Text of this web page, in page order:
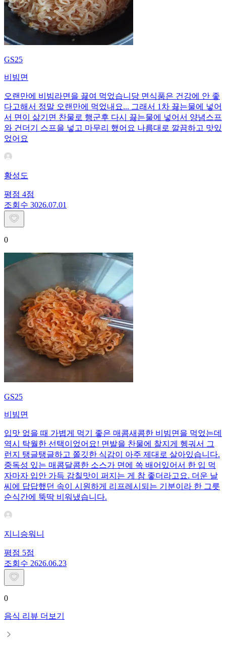
GS25
비빔면
오랜만에 비빔라면을 끓여 먹었습니당 면식품은 건강에 안 좋
다고해서 정말 오랜만에 먹었내요... 그래서 1차 끓는물에 넣어
서 면이 삶기면 찬물로 행군후 다시 끓는물에 넣어서 양념스프
와 건더기 스프을 넣고 마무리 했어요 나름대로 깔끔하고 맛있
었어요
황성도
평점 4점
조회수 3026.07.01
0
GS25
비빔면
​입맛 없을 때 가볍게 먹기 좋은 매콤새콤한 비빔면을 먹었는데
역시 탁월한 선택이었어요! 면발을 찬물에 찰지게 헹궈서 그
런지 탱글탱글하고 쫄깃한 식감이 아주 제대로 살아있습니다.
중독성 있는 매콤달콤한 소스가 면에 쏙 배어있어서 한 입 먹
자마자 입안 가득 감칠맛이 퍼지는 게 참 좋더라고요. 더운 날
씨에 답답했던 속이 시원하게 리프레시되는 기분이라 한 그릇
순식간에 뚝딱 비워냈습니다.
지니승워니
평점 5점
조회수 2626.06.23
0
음식 리뷰 더보기